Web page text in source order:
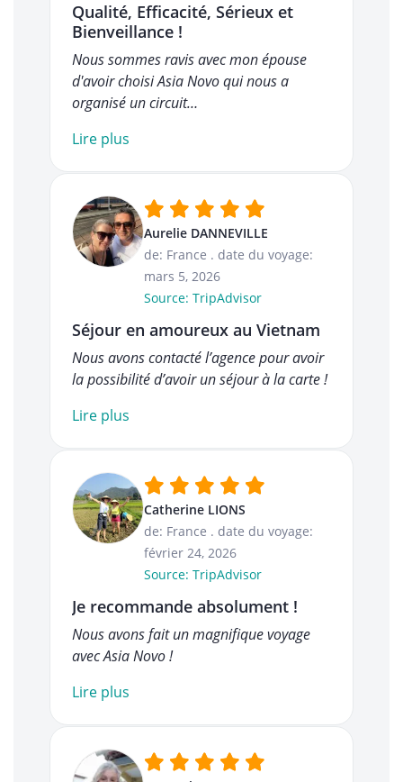
Qualité, Efficacité, Sérieux et
Bienveillance !
Nous sommes ravis avec mon épouse
d'avoir choisi Asia Novo qui nous a
organisé un circuit…
Lire plus
Aurelie DANNEVILLE
de: France . date du voyage:
mars 5, 2026
Source: TripAdvisor
Séjour en amoureux au Vietnam
Nous avons contacté l’agence pour avoir
la possibilité d’avoir un séjour à la carte !
Lire plus
Catherine LIONS
de: France . date du voyage:
février 24, 2026
Source: TripAdvisor
Je recommande absolument !
Nous avons fait un magnifique voyage
avec Asia Novo !
Lire plus